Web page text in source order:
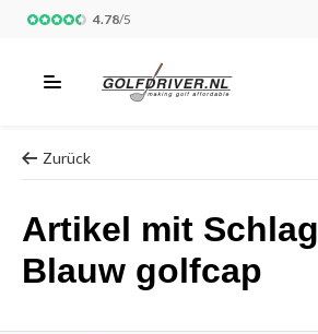
4.78/5
Zurück
Artikel mit
Blauw golfcap